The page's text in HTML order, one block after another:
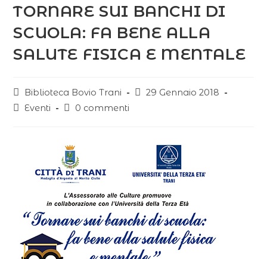
TORNARE SUI BANCHI DI
SCUOLA: FA BENE ALLA
SALUTE FISICA E MENTALE
Biblioteca Bovio Trani
29 Gennaio 2018
Eventi
0 commenti